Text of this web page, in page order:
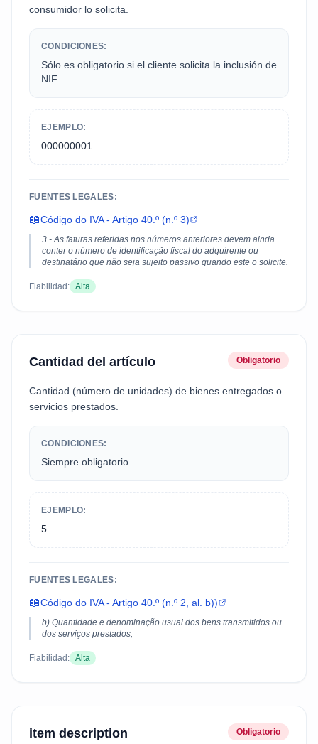
consumidor lo solicita.
CONDICIONES:
Sólo es obligatorio si el cliente solicita la inclusión de
NIF
EJEMPLO:
000000001
FUENTES LEGALES:
📖Código do IVA - Artigo 40.º (n.º 3)
3 - As faturas referidas nos números anteriores devem ainda
conter o número de identificação fiscal do adquirente ou
destinatário que não seja sujeito passivo quando este o solicite.
Fiabilidad: Alta
Cantidad del artículo Obligatorio
Cantidad (número de unidades) de bienes entregados o
servicios prestados.
CONDICIONES:
Siempre obligatorio
EJEMPLO:
5
FUENTES LEGALES:
📖Código do IVA - Artigo 40.º (n.º 2, al. b))
b) Quantidade e denominação usual dos bens transmitidos ou
dos serviços prestados;
Fiabilidad: Alta
item description Obligatorio